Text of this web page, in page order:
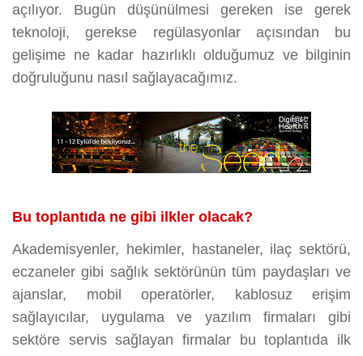
açılıyor. Bugün düşünülmesi gereken ise gerek
teknoloji, gerekse regülasyonlar açısından bu
gelişime ne kadar hazırlıklı olduğumuz ve bilginin
doğruluğunu nasıl sağlayacağımız.
Bu toplantıda ne gibi ilkler olacak?
Akademisyenler, hekimler, hastaneler, ilaç sektörü,
eczaneler gibi sağlık sektörünün tüm paydaşları ve
ajanslar, mobil operatörler, kablosuz erişim
sağlayıcılar, uygulama ve yazılım firmaları gibi
sektöre servis sağlayan firmalar bu toplantıda ilk